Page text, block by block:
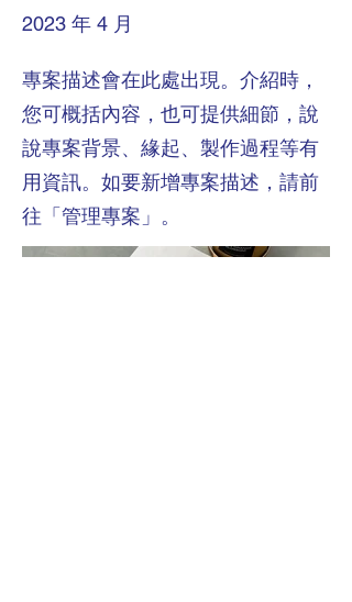
2023 年 4 月
專案描述會在此處出現。介紹時，
您可概括內容，也可提供細節，說
說專案背景、緣起、製作過程等有
用資訊。如要新增專案描述，請前
往「管理專案」。